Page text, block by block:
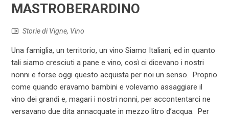
MASTROBERARDINO
Storie di Vigne, Vino
Una famiglia, un territorio, un vino Siamo Italiani, ed in quanto
tali siamo cresciuti a pane e vino, così ci dicevano i nostri
nonni e forse oggi questo acquista per noi un senso. Proprio
come quando eravamo bambini e volevamo assaggiare il
vino dei grandi e, magari i nostri nonni, per accontentarci ne
versavano due dita annacquate in mezzo litro d’acqua. Per